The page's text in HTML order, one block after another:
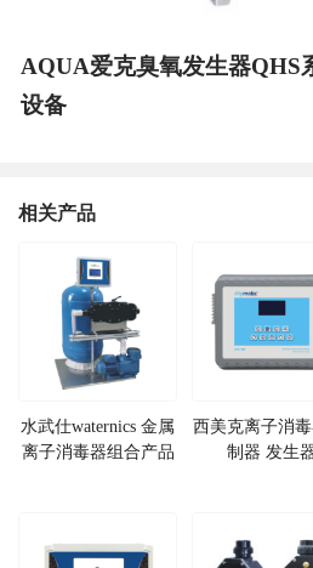
AQUA爱克臭氧发生器QHS
设备
相关产品
水武仕waternics 金属
离子消毒器组合产品
西美克离子消
制器 发生